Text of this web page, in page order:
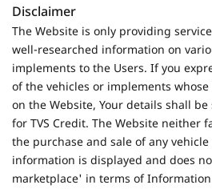
Disclaimer
The Website is only providing
well-researched information on
implements to the Users. If you
of the vehicles or implements
on the Website, Your details shall be
for TVS Credit. The Website neither
the purchase and sale of any
information is displayed and does
marketplace' in terms of Information